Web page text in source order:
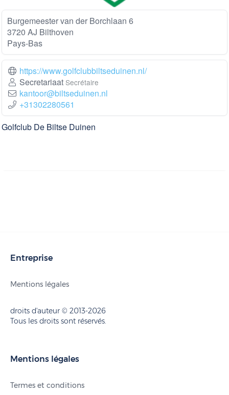
Burgemeester van der Borchlaan 6
3720 AJ Bilthoven
Pays-Bas
https://www.golfclubbiltseduinen.nl/
Secretariaat Secrétaire
kantoor@biltseduinen.nl
+31302280561
Golfclub De Biltse Duinen
Entreprise
Mentions légales
droits d'auteur © 2013-2026
Tous les droits sont réservés.
Mentions légales
Termes et conditions